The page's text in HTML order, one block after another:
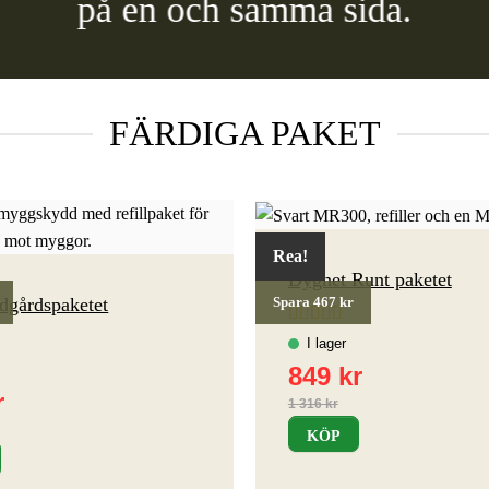
på en och samma sida.
FÄRDIGA PAKET
Rea!
Spara 467 kr
Dygnet Runt paketet
Betygsatt
av 5
KÖP